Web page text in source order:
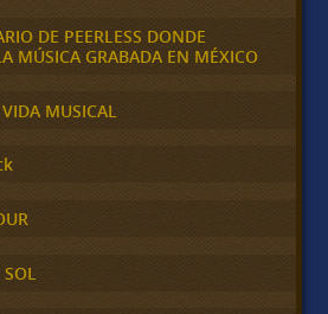
DE PEERLESS DONDE
MÚSICA GRABADA EN MÉXICO
MUSICAL